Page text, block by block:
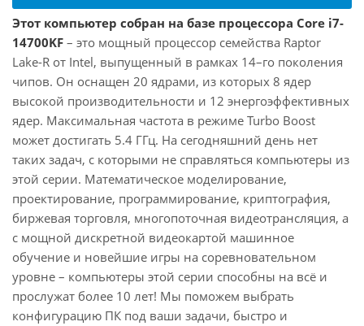
Этот компьютер собран на базе процессора Core i7-
14700KF – это мощный процессор семейства Raptor
Lake-R от Intel, выпущенный в рамках 14–го поколения
чипов. Он оснащен 20 ядрами, из которых 8 ядер
высокой производительности и 12 энергоэффективных
ядер. Максимальная частота в режиме Turbo Boost
может достигать 5.4 ГГц. На сегодняшний день нет
таких задач, с которыми не справляться компьютеры из
этой серии. Математическое моделирование,
проектирование, программирование, криптография,
биржевая торговля, многопоточная видеотрансляция, а
с мощной дискретной видеокартой машинное
обучение и новейшие игры на соревновательном
уровне – компьютеры этой серии способны на всё и
прослужат более 10 лет! Мы поможем выбрать
конфигурацию ПК под ваши задачи, быстро и